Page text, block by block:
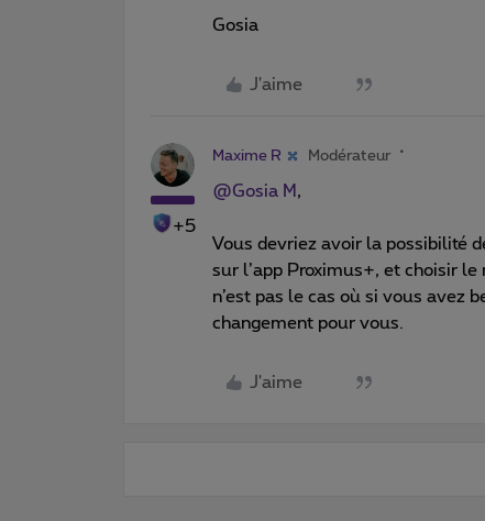
Gosia
J'aime
+5
Maxime R Modérateur
@Gosia M ,
Vous devriez avoir la possibilité
sur l’app Proximus+, et choisir
n’est pas le cas où si vous avez
changement pour vous.
J'aime